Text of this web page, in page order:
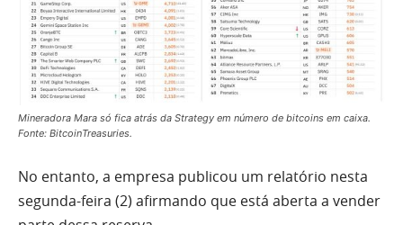
Mineradora Mara só fica atrás da Strategy em número de bitcoins em caixa.
Fonte: BitcoinTreasuries.
No entanto, a empresa publicou um relatório nesta
segunda-feira (2) afirmando que está aberta a vender